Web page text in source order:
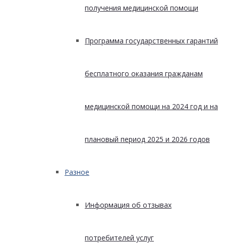
получения медицинской помощи
Программа государственных гарантий
бесплатного оказания гражданам
медицинской помощи на 2024 год и на
плановый период 2025 и 2026 годов
Разное
Информация об отзывах
потребителей услуг